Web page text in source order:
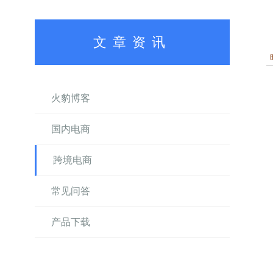
文章资讯
火豹博客
国内电商
跨境电商
常见问答
产品下载